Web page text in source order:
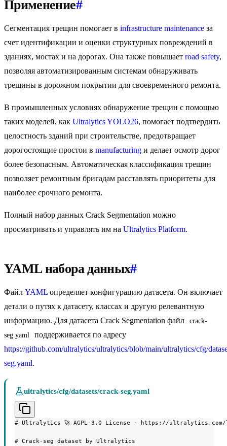
Применение#
Сегментация трещин помогает в infrastructure maintenance за
счет идентификации и оценки структурных повреждений в
зданиях, мостах и на дорогах. Она также повышает road safety,
позволяя автоматизированным системам обнаруживать
трещины в дорожном покрытии для своевременного ремонта.
В промышленных условиях обнаружение трещин с помощью
таких моделей, как Ultralytics YOLO26, помогает подтвердить
целостность зданий при строительстве, предотвращает
дорогостоящие простои в manufacturing и делает осмотр дорог
более безопасным. Автоматическая классификация трещин
позволяет ремонтным бригадам расставлять приоритеты для
наиболее срочного ремонта.
Полный набор данных Crack Segmentation можно
просматривать и управлять им на Ultralytics Platform.
YAML набора данных#
Файл YAML определяет конфигурацию датасета. Он включает
детали о путях к датасету, классах и другую релевантную
информацию. Для датасета Crack Segmentation файл
crack-
seg.yaml
поддерживается по адресу
https://github.com/ultralytics/ultralytics/blob/main/ultralytics/cfg/
seg.yaml.
ultralytics/cfg/datasets/crack-seg.yaml
# Ultralytics 🚀 AGPL-3.0 License - https://ultralytics.com/
# Crack-seg dataset by Ultralytics